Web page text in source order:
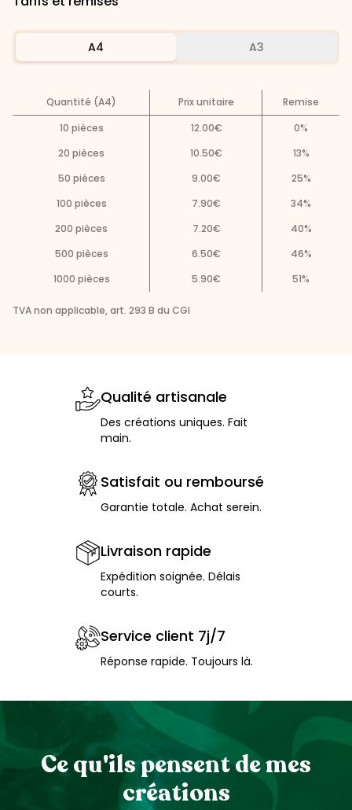
A4 A3
Quantité (A4) Prix unitaire
Remise
10 pièces 12.00€ 0%
20 pièces 10.50€ 13%
50 pièces 9.00€ 25%
100 pièces 7.90€ 34%
200 pièces 7.20€ 40%
500 pièces 6.50€ 46%
1000 pièces 5.90€ 51%
TVA non applicable, art. 293 B du CGI
Qualité artisanale
Des créations uniques. Fait
main.
Satisfait ou remboursé
Garantie totale. Achat serein.
Livraison rapide
Expédition soignée. Délais
courts.
Service client 7j/7
Réponse rapide. Toujours là.
Ce qu'ils pensent de mes
créations